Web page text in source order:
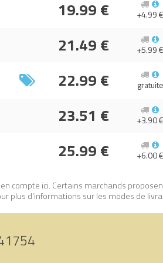
sur Avenue de la brique, comparateur
19.99 € +4.99 €
21.49 € +5.99 €
22.99 € gratuite
23.51 € +3.90 €
25.99 € +6.00 €
compte ici. Certains marchands
plus d'informations sur les modes de